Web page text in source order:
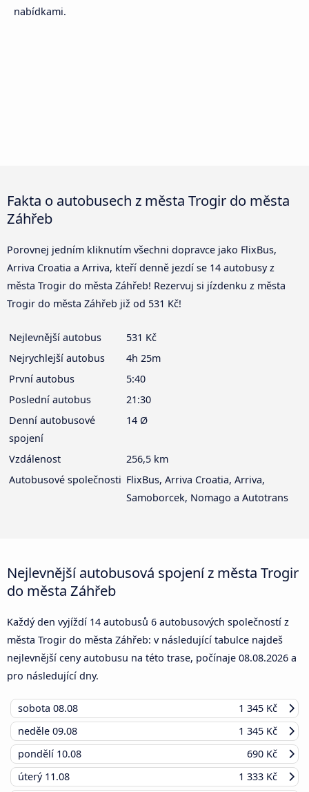
nabídkami.
Fakta o autobusech z města Trogir do města
Záhřeb
Porovnej jedním kliknutím všechni dopravce jako FlixBus,
Arriva Croatia a Arriva, kteří denně jezdí se 14 autobusy z
města Trogir do města Záhřeb! Rezervuj si jízdenku z města
Trogir do města Záhřeb již od 531 Kč!
Nejlevnější autobus
531 Kč
Nejrychlejší autobus
4h 25m
První autobus
5:40
Poslední autobus
21:30
Denní autobusové
spojení
14 Ø
Vzdálenost
256,5 km
Autobusové společnosti FlixBus, Arriva Croatia, Arriva,
Samoborcek, Nomago a Autotrans
Nejlevnější autobusová spojení z města Trogir
do města Záhřeb
Každý den vyjíždí 14 autobusů 6 autobusových společností z
města Trogir do města Záhřeb: v následující tabulce najdeš
nejlevnější ceny autobusu na této trase, počínaje 08.08.2026 a
pro následující dny.
sobota 08.08
1 345 Kč
neděle 09.08
1 345 Kč
pondělí 10.08
690 Kč
úterý 11.08
1 333 Kč